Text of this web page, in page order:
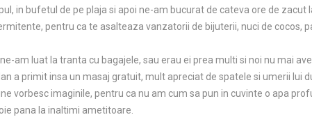
in bufetul de pe plaja si apoi ne-am bucurat de cateva ore de zacut
pentru ca te asalteaza vanzatorii de bijuterii, nuci de cocos,
am luat la tranta cu bagajele, sau erau ei prea multi si noi nu mai
a primit insa un masaj gratuit, mult apreciat de spatele si umerii lui
vorbesc imaginile, pentru ca nu am cum sa pun in cuvinte o apa
pana la inaltimi ametitoare.